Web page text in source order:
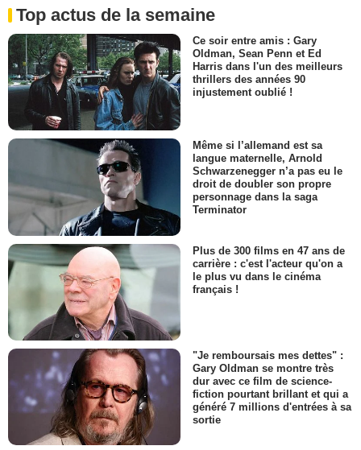
Top actus de la semaine
Ce soir entre amis : Gary
Oldman, Sean Penn et Ed
Harris dans l'un des meilleurs
thrillers des années 90
injustement oublié !
Même si l’allemand est sa
langue maternelle, Arnold
Schwarzenegger n’a pas eu le
droit de doubler son propre
personnage dans la saga
Terminator
Plus de 300 films en 47 ans de
carrière : c'est l'acteur qu'on a
le plus vu dans le cinéma
français !
"Je remboursais mes dettes" :
Gary Oldman se montre très
dur avec ce film de science-
fiction pourtant brillant et qui a
généré 7 millions d'entrées à sa
sortie